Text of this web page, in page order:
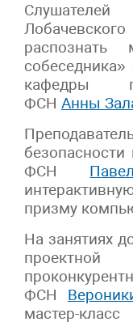
Слушателей
собеседника»
кафедры
ФСН Анны
безопасности
ФСН
призму
На занятиях
ФСН
мастер-